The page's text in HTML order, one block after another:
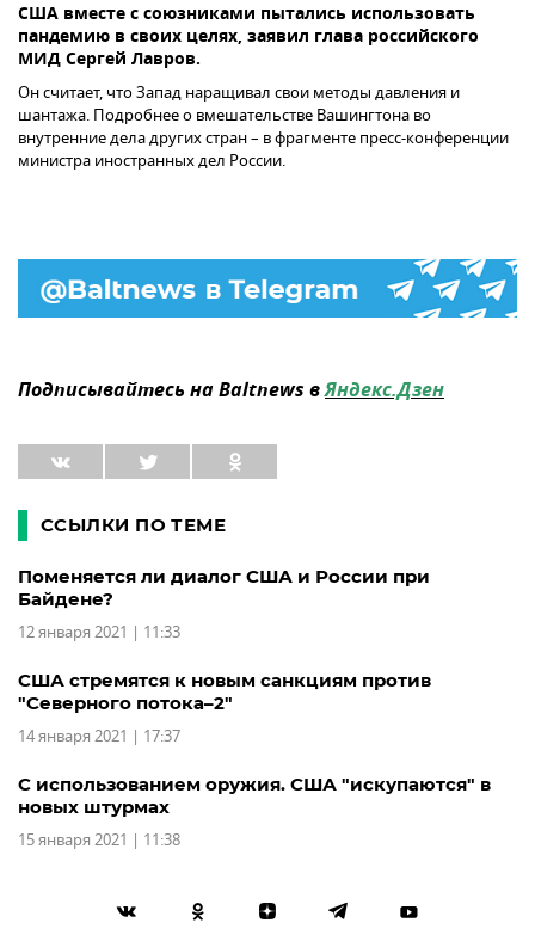
США вместе с союзниками пытались использовать
пандемию в своих целях, заявил глава российского
МИД Сергей Лавров.
Он считает, что Запад наращивал свои методы давления и
шантажа. Подробнее о вмешательстве Вашингтона во
внутренние дела других стран – в фрагменте пресс-конференции
министра иностранных дел России.
Подписывайтесь на Baltnews вЯндекс.Дзен
ССЫЛКИ ПО ТЕМЕ
Поменяется ли диалог США и России при
Байдене?
12 января 2021 | 11:33
США стремятся к новым санкциям против
"Северного потока–2"
14 января 2021 | 17:37
С использованием оружия. США "искупаются" в
новых штурмах
15 января 2021 | 11:38